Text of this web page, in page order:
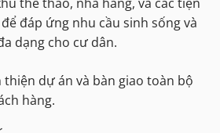
đáp ứng nhu cầu sinh sống và
dạng cho cư dân.
dự án và bàn giao toàn bộ
hàng.